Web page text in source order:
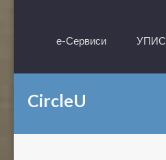
е-Сервиси УПИС
CircleU